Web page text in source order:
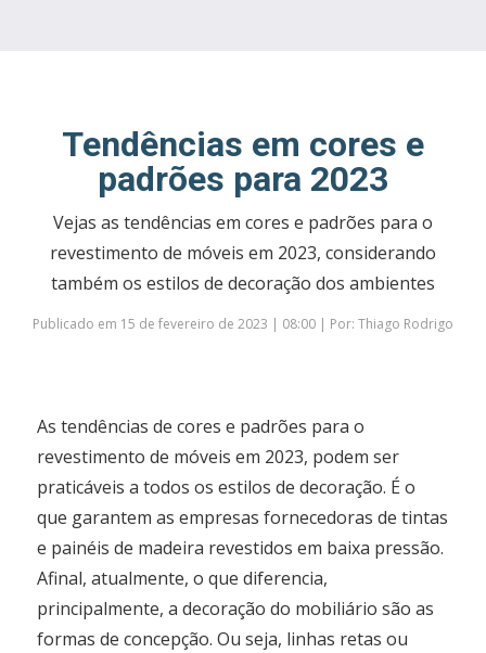
Tendências em cores e
padrões para 2023
Vejas as tendências em cores e padrões para o
revestimento de móveis em 2023, considerando
também os estilos de decoração dos ambientes
Publicado em 15 de fevereiro de 2023 | 08:00 | Por: Thiago Rodrigo
As tendências de cores e padrões para o
revestimento de móveis em 2023, podem ser
praticáveis a todos os estilos de decoração. É o
que garantem as empresas fornecedoras de tintas
e painéis de madeira revestidos em baixa pressão.
Afinal, atualmente, o que diferencia,
principalmente, a decoração do mobiliário são as
formas de concepção. Ou seja, linhas retas ou